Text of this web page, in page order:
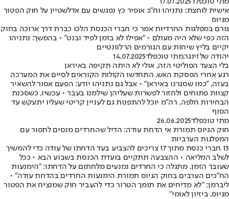
אישית לוחצת: נתניהו וח"כ אופיר כץ נפגשים עם אדלשטיין על חוק הפטור
מגיוס
גורם במפלגות החרדיות אמר כי חברי הכנסת הלכו כברת דרך ארוכה בחוק
הזה כפי שלא היה מעולם • "אפילו לא בזמן לפיד ובנט" • בהמשך: נתניהו
יקיים בליץ שיחות עם הגורמים הרלוונטיים
יהודה שלזינגר,מתי טוכפלד14.07.2025
בלי הצעד הפוליטי הזה, אולי לא היתה תקיפה באיראן
רגע אחרי הפסקת האש, התחדשו הקולות הקוראים לסיים את המערכה
בעזה, "כמו שסגרנו באיראן" • אבל גם נתניהו יודע: הפעם אסור להשאיר
קצוות פתוחים ולחזור לפשרות שעליהן שילמנו בעבר • עכשיו, כשסכנת
הבחירות חלפה, רה"מ יוכל להתפנות גם לעניין קריטי שעליו יתעקש עד
הסוף
מתי טוכפלד26.06.2025
חוק הגיוס תמורת אי הדחת עודה: הדיל שהחרדים מנסים לתפור עם
המפלגות הערביות
13 חברי כנסת מתוך 17 צריכים להצביע בעד הדחתו של עודה כדי להמשיך
לשלב המליאה • ההצבעה תתקיים בועדת הכנסת בשבוע הבא • ככל
שעובר הזמן, מתגלה כי החרדים נמנעים מלחתום על הדחתו: "הימנעות
הח"כים הערבים בחוק הגיוס תמורת הימנעות החרדים בהדחת עודה" •
ליברמן: "לא מדיחים את תומך הטרור כדי להעביר חוק שמנציח את הפטור
מגיוס, ביזיון לאומי"